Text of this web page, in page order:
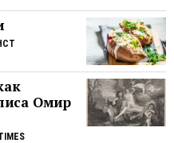
работи
в
за
на
Омир